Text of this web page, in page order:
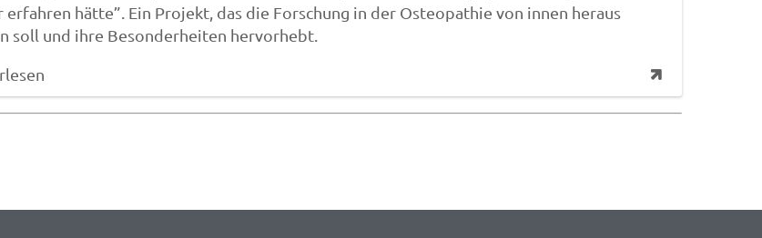
erfahren hätte”. Ein Projekt, das die Forschung in der Osteopathie von innen heraus
soll und ihre Besonderheiten hervorhebt.